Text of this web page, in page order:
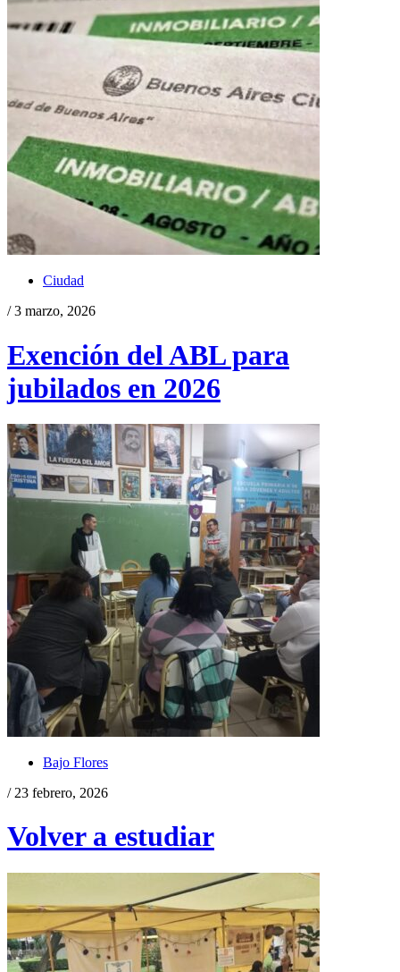
Ciudad
/ 3 marzo, 2026
Exención del ABL para
jubilados en 2026
Bajo Flores
/ 23 febrero, 2026
Volver a estudiar